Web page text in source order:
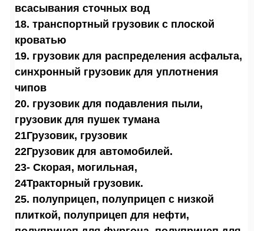
всасывания сточных вод
18. транспортный грузовик с плоской
кроватью
19. грузовик для распределения асфальта,
синхронный грузовик для уплотнения
чипов
20. грузовик для подавления пыли,
грузовик для пушек тумана
21Грузовик, грузовик
22Грузовик для автомобилей.
23- Скорая, могильная,
24Тракторный грузовик.
25. полуприцеп, полуприцеп с низкой
плиткой, полуприцеп для нефти,